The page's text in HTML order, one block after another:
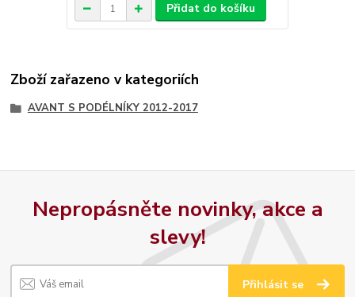
Přidat do košíku
Zboží zařazeno v kategoriích
AVANT S PODÉLNÍKY 2012-2017
Nepropásněte novinky, akce a
slevy!
Přihlásit se